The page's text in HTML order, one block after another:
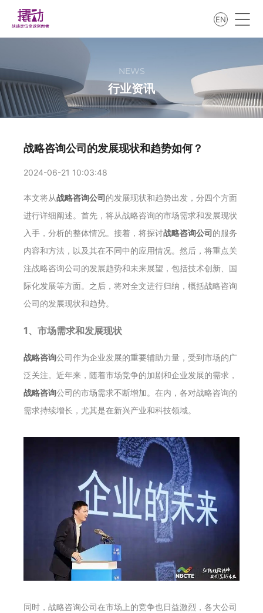
EN
NEWS
行业资讯
战略咨询公司的发展现状和趋势如何？
2024-06-21 10:03:48
本文将从战略咨询公司的发展现状和趋势出发，分四个方面
进行详细阐述。首先，将从战略咨询的市场需求和发展现状
入手，分析的整体情况。接着，将探讨战略咨询公司的服务
内容和方法，以及其在不同中的应用情况。然后，将重点关
注战略咨询公司的发展趋势和未来展望，包括技术创新、国
际化发展等方面。之后，将对全文进行归纳，概括战略咨询
公司的发展现状和趋势。
1、市场需求和发展现状
战略咨询公司作为企业发展的重要辅助力量，受到市场的广
泛关注。近年来，随着市场竞争的加剧和企业发展的需求，
战略咨询公司的市场需求不断增加。在内，各对战略咨询的
需求持续增长，尤其是在新兴产业和科技领域。
同时，战略咨询公司在市场上的竞争也日益激烈，各大公司